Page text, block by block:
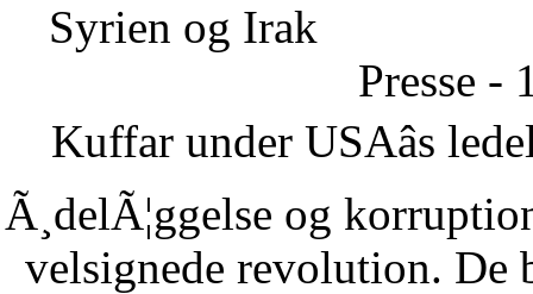
Syrien og Irak
Presse -
Kuffar under USAâs
Ã¸delÃ¦ggelse og
velsignede revolution. De